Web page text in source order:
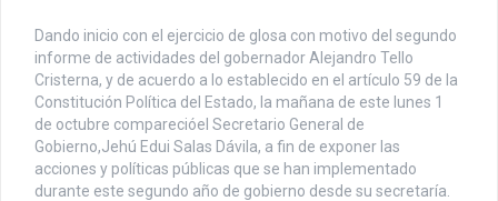
Dando inicio con el ejercicio de glosa con motivo del segundo
informe de actividades del gobernador Alejandro Tello
Cristerna, y de acuerdo a lo establecido en el artículo 59 de la
Constitución Política del Estado, la mañana de este lunes 1
de octubre comparecióel Secretario General de
Gobierno,Jehú Edui Salas Dávila, a fin de exponer las
acciones y políticas públicas que se han implementado
durante este segundo año de gobierno desde su secretaría.